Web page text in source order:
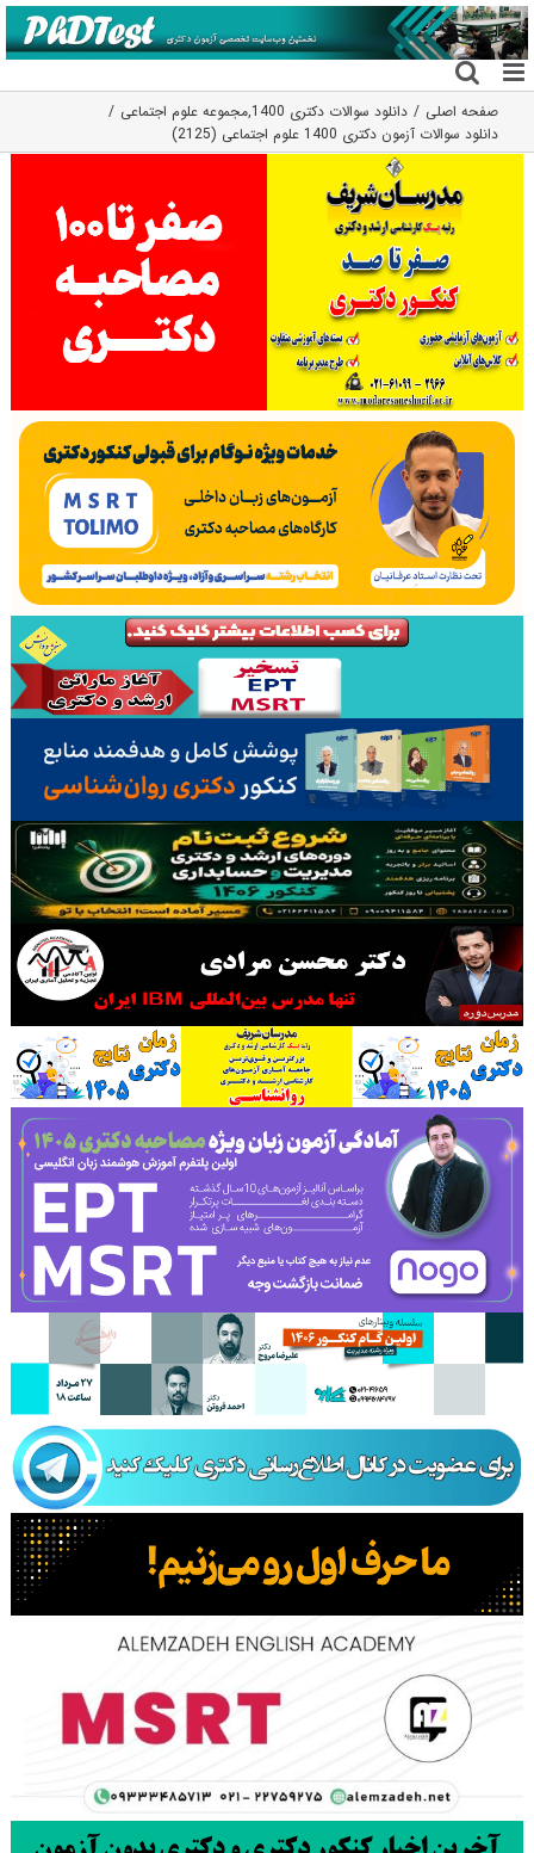
رفتن
به
محتوا
صفحه اصلی دانلود سوالات دکتری 1400 ,مجموعه علوم اجتماعی
دانلود سوالات آزمون دکتری 1400 علوم اجتماعی (2125)